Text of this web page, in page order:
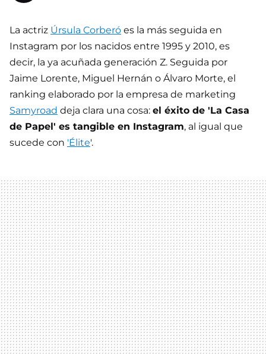
La actriz Úrsula Corberó es la más seguida en
Instagram por los nacidos entre 1995 y 2010, es
decir, la ya acuñada generación Z. Seguida por
Jaime Lorente, Miguel Hernán o Álvaro Morte, el
ranking elaborado por la empresa de marketing
Samyroad deja clara una cosa: el éxito de 'La Casa
de Papel' es tangible en Instagram, al igual que
sucede con 'Élite'.